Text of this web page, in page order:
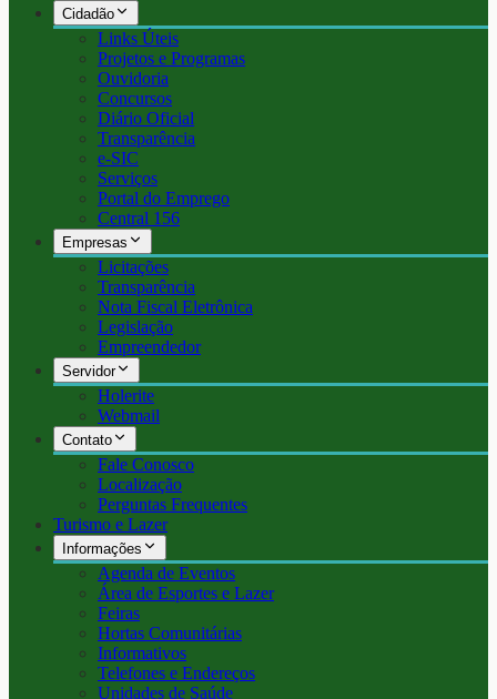
Cidadão
Links Úteis
Projetos e Programas
Ouvidoria
Concursos
Diário Oficial
Transparência
e-SIC
Serviços
Portal do Emprego
Central 156
Empresas
Licitações
Transparência
Nota Fiscal Eletrônica
Legislação
Empreendedor
Servidor
Holerite
Webmail
Contato
Fale Conosco
Localização
Perguntas Frequentes
Turismo e Lazer
Informações
Agenda de Eventos
Área de Esportes e Lazer
Feiras
Hortas Comunitárias
Informativos
Telefones e Endereços
Unidades de Saúde